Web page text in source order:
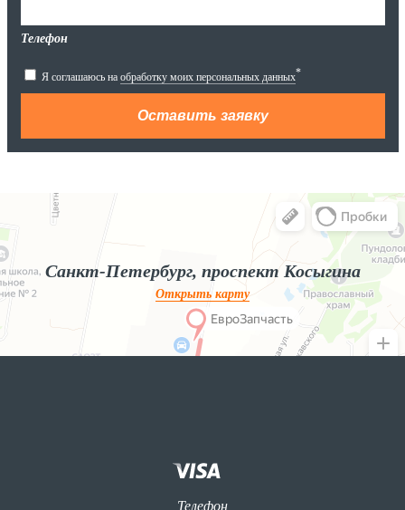
Телефон
Я соглашаюсь на обработку моих персональных данных*
Яндекс.Карты
Яндекс.Карты — поиск мест и адресов, городской транспорт
Санкт-Петербург, проспект Косыгина
Открыть карту
Телефон